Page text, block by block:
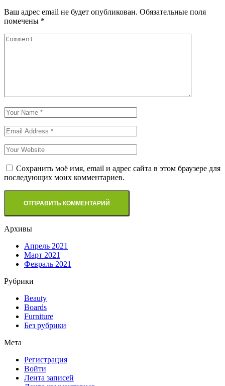
Ваш адрес email не будет опубликован. Обязательные поля
помечены *
Сохранить моё имя, email и адрес сайта в этом браузере для
последующих моих комментариев.
Архивы
Апрель 2021
Март 2021
Февраль 2021
Рубрики
Beauty
Boards
Furniture
Без рубрики
Мета
Регистрация
Войти
Лента записей